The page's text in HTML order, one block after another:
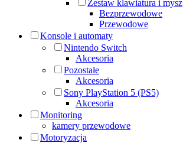
Zestaw klawiatura i mysz
Bezprzewodowe
Przewodowe
Konsole i automaty
Nintendo Switch
Akcesoria
Pozostałe
Akcesoria
Sony PlayStation 5 (PS5)
Akcesoria
Monitoring
kamery przewodowe
Motoryzacja